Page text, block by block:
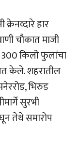
क्रेनव्दारे हार
चौकात माजी
300 किलो फुलांचा
केले. शहरातील
भिरुड
सुरभी
तेथे समारोप